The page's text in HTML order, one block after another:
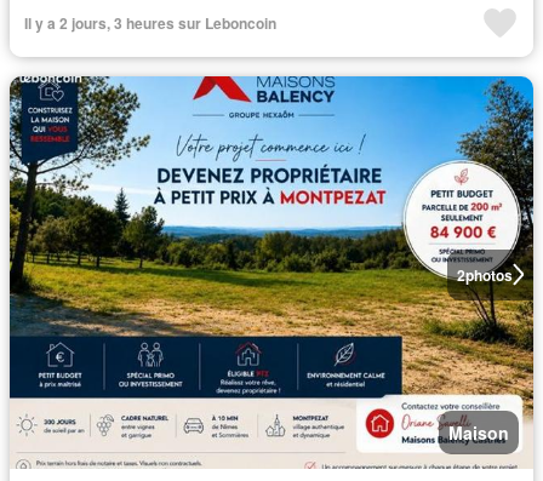
Il y a 2 jours, 3 heures sur Leboncoin
2photos
Maison